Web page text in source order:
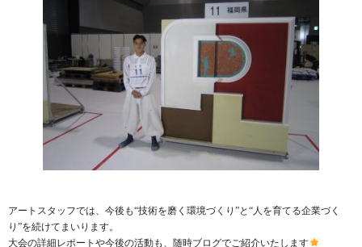
アートスタッフでは、今後も“技術を磨く環境づくり”と“人を育てる企業づく
り”を続けてまいります。
大会の詳細レポートや今後の活動も、随時ブログでご紹介いたします